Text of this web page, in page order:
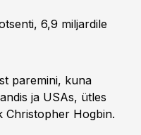
6,9 miljardile
paremini, kuna
ja USAs, ütles
Christopher Hogbin.